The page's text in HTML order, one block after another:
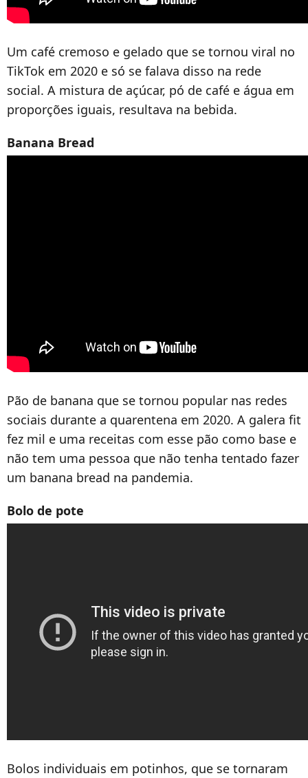
Um café cremoso e gelado que se tornou viral no
TikTok em 2020 e só se falava disso na rede
social. A mistura de açúcar, pó de café e água em
proporções iguais, resultava na bebida.
Banana Bread
Pão de banana que se tornou popular nas redes
sociais durante a quarentena em 2020. A galera fit
fez mil e uma receitas com esse pão como base e
não tem uma pessoa que não tenha tentado fazer
um banana bread na pandemia.
Bolo de pote
Bolos individuais em potinhos, que se tornaram